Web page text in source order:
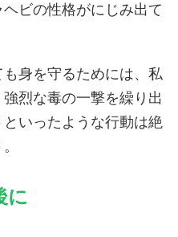
ビの性格がにじみ出て
身を守るためには、私
烈な毒の一撃を繰り出
いったような行動は絶
に